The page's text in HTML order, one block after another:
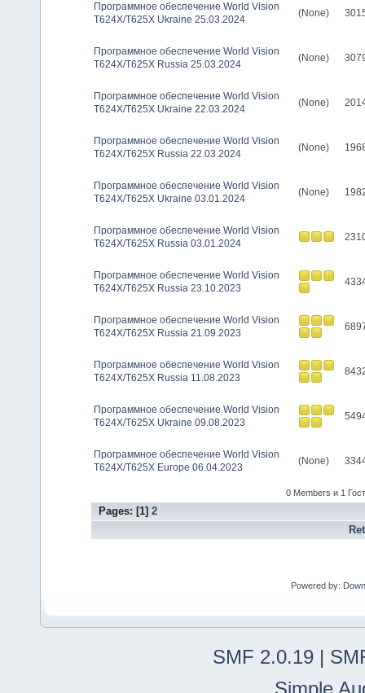
Программное обеспечение World Vision
T624X/T625X Ukraine 25.03.2024
(None)
Программное обеспечение World Vision
T624X/T625X Russia 25.03.2024
(None)
Программное обеспечение World Vision
T624X/T625X Ukraine 22.03.2024
(None)
Программное обеспечение World Vision
T624X/T625X Russia 22.03.2024
(None)
Программное обеспечение World Vision
T624X/T625X Ukraine 03.01.2024
(None)
Программное обеспечение World Vision
T624X/T625X Russia 03.01.2024
Программное обеспечение World Vision
T624X/T625X Russia 23.10.2023
Программное обеспечение World Vision
T624X/T625X Russia 21.09.2023
Программное обеспечение World Vision
T624X/T625X Russia 11.08.2023
Программное обеспечение World Vision
T624X/T625X Ukraine 09.08.2023
Программное обеспечение World Vision
T624X/T625X Europe 06.04.2023
(None)
0 Members и 1
Pages: [1] 2
Powered by:
SMF 2.0.19 |